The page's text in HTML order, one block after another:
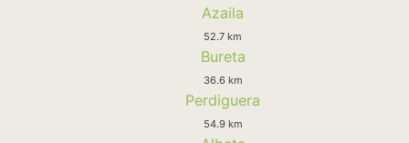
Azaila
52.7 km
Bureta
36.6 km
Perdiguera
54.9 km